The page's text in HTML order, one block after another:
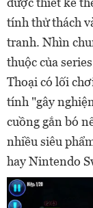
tính thử thách
tranh. Nhìn
thuộc của
Thoại có lối
tính "gây
cuồng gắn bó
nhiều siêu
hay Nintendo